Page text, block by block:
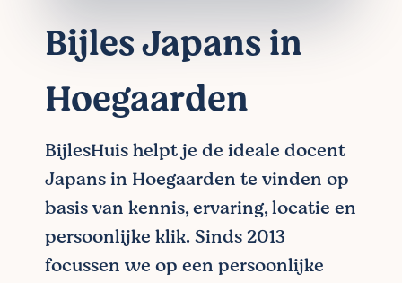
Bijles Japans in
Hoegaarden
BijlesHuis helpt je de ideale docent
Japans in Hoegaarden te vinden op
basis van kennis, ervaring, locatie en
persoonlijke klik. Sinds 2013
focussen we op een persoonlijke